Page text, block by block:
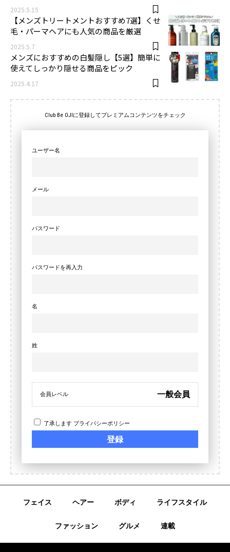
2025.5.15
【メンズトリートメントおすすめ7選】くせ
毛・パーマヘアにも人気の商品を厳選
2025.5.7
メンズにおすすめの白髪隠し【5選】簡単に
使えてしっかり隠せる商品をピック
2025.4.17
Club Be OJIに登録してプレミアムコンテンツをチェック
ユーザー名
メール
パスワード
パスワードを再入力
名
姓
会員レベル 一般会員
了承します プライバシーポリシー
フェイス ヘアー ボディ ライフスタイル
ファッション グルメ 連載